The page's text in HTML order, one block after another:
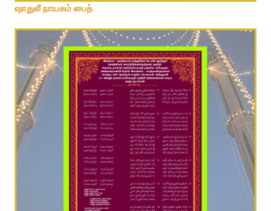
ஷெய்கு தாஊத் வலிய்யுல்லாஹ் பைத்